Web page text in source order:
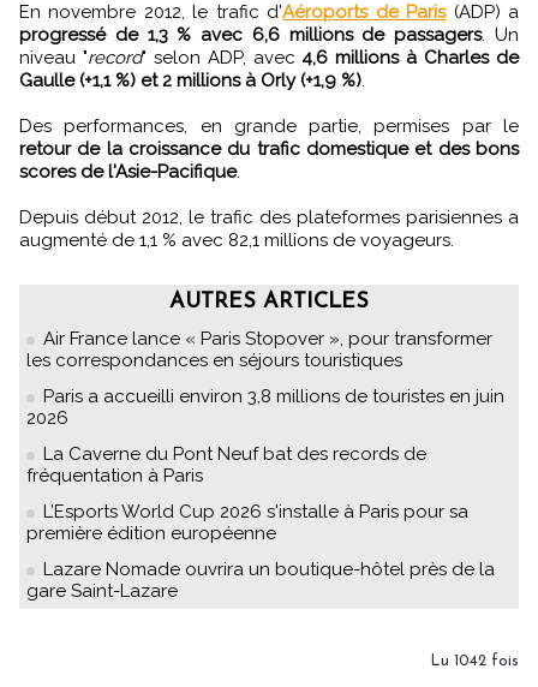
En novembre 2012, le trafic d'Aéroports de Paris(ADP) a
progressé de 1,3 % avec 6,6 millions de passagers. Un
niveau "record" selon ADP, avec4,6 millions à Charles de
Gaulle (+1,1 %) et 2 millions à Orly (+1,9 %).
Des performances, en grande partie, permises par le
retour de la croissance du trafic domestique et des bons
scores de l'Asie-Pacifique.
Depuis début 2012, le trafic des plateformes parisiennes a
augmenté de 1,1 % avec 82,1 millions de voyageurs.
AUTRES ARTICLES
Air France lance « Paris Stopover », pour transformer
les correspondances en séjours touristiques
Paris a accueilli environ 3,8 millions de touristes en juin
2026
La Caverne du Pont Neuf bat des records de
fréquentation à Paris
L’Esports World Cup 2026 s'installe à Paris pour sa
première édition européenne
Lazare Nomade ouvrira un boutique-hôtel près de la
gare Saint-Lazare
Lu 1042 fois